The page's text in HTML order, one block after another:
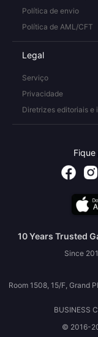
Política de envio
Política de AML/CFT
Legal
Serviço
Privacidade
Diretrizes editoriais e
10 Years Trusted
Since
Room 1508, 15/F, Grand
BUSINESS
© 2016-